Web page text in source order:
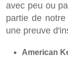
avec peu ou
partie de
une preuve
American